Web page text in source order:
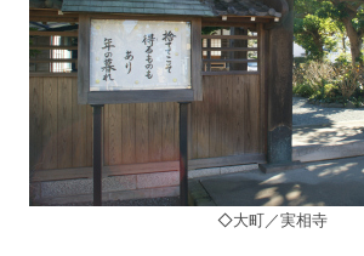
◇大町／実相寺